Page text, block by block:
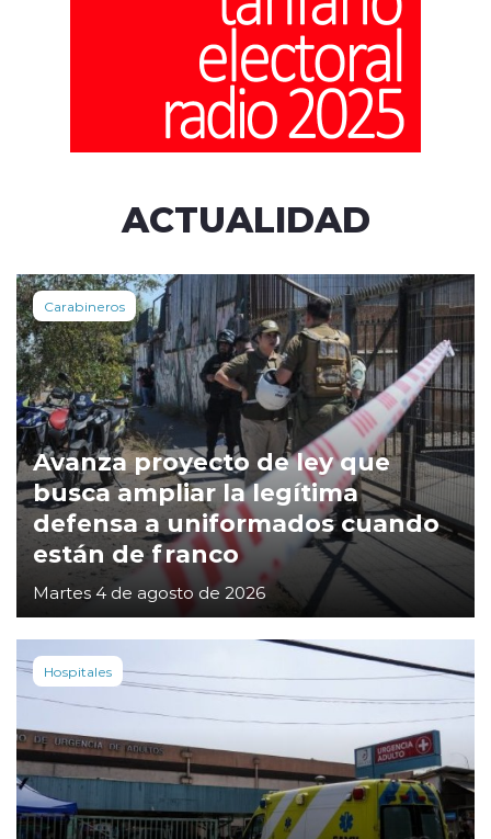
ACTUALIDAD
Carabineros
Avanza proyecto de ley que
busca ampliar la legítima
defensa a uniformados cuando
están de franco
Martes 4 de agosto de 2026
Hospitales